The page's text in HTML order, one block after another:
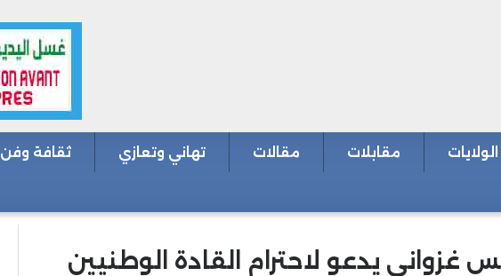
الولايات مقابلات مقالات تهاني وتعازي ثقافة وفن
يدعو لاحترام القادة الوطنيين